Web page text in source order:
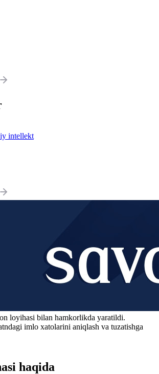
intellekt
loyihasi bilan hamkorlikda yaratildi.
imlo xatolarini aniqlash va tuzatishga
haqida